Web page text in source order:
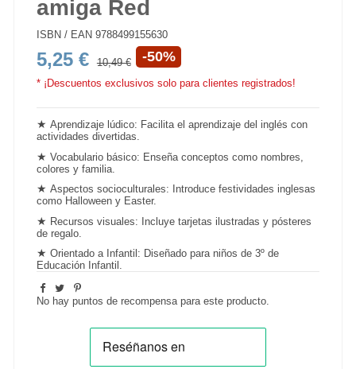
amiga Red
ISBN / EAN 9788499155630
5,25 € 10,49 € -50%
* ¡Descuentos exclusivos solo para clientes registrados!
★ Aprendizaje lúdico: Facilita elaprendizaje del inglés con
actividades divertidas.
★ Vocabulario básico: Enseña conceptos como nombres,
colores y familia.
★ Aspectos socioculturales: Introduce festividades inglesas
como Halloween y Easter.
★ Recursos visuales: Incluye tarjetas ilustradas y pósteres
de regalo.
★ Orientado a Infantil: Diseñado para niños de 3º de
Educación Infantil
No hay puntos de recompensa para este producto.